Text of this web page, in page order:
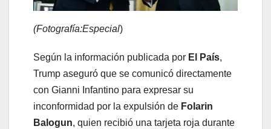
(Fotografía:Especial)
Según la información publicada por El País,
Trump aseguró que se comunicó directamente
con Gianni Infantino para expresar su
inconformidad por la expulsión de Folarin
Balogun, quien recibió una tarjeta roja durante